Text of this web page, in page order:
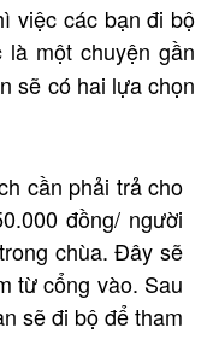
việc các bạn đi bộ
là một chuyện gần
sẽ có hai lựa chọn
cần phải trả cho
đồng/ người
chùa. Đây sẽ
từ cổng vào. Sau
sẽ đi bộ để tham